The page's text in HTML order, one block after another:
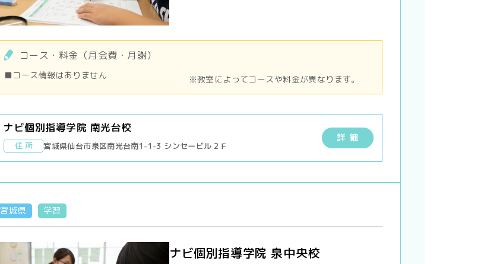
コース・料金（月会費・月謝）
■コース情報はありません ※教室によってコースや料金が異なります。
ナビ個別指導学院 南光台校
住 所 宮城県仙台市泉区南光台南1-1-3 シンセービル２Ｆ
詳 細
宮城県 学習
ナビ個別指導学院 泉中央校